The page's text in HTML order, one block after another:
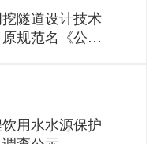
隧道设计技术
规范名《公路
用水水源保护